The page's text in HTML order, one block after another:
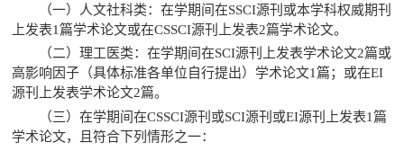
（一）人文社科类：在学期间在SSCI源刊或本学科权威期刊
上发表1篇学术论文或在CSSCI源刊上发表2篇学术论文。
（二）理工医类：在学期间在SCI源刊上发表学术论文2篇或
高影响因子（具体标准各单位自行提出）学术论文1篇；或在EI
源刊上发表学术论文2篇。
（三）在学期间在CSSCI源刊或SCI源刊或EI源刊上发表1篇
学术论文，且符合下列情形之一：